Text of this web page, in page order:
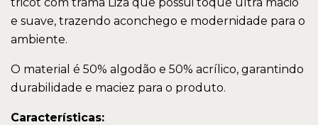
e suave, trazendo aconchego e modernidade para o
ambiente.
O material é 50% algodão e 50% acrílico, garantindo
durabilidade e maciez para o produto.
Características: